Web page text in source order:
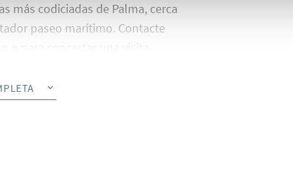
más codiciadas de Palma, cerca
paseo marítimo. Contacte